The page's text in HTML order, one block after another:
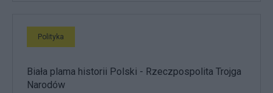
Polityka
Biała plama historii Polski - Rzeczpospolita Trojga
Narodów